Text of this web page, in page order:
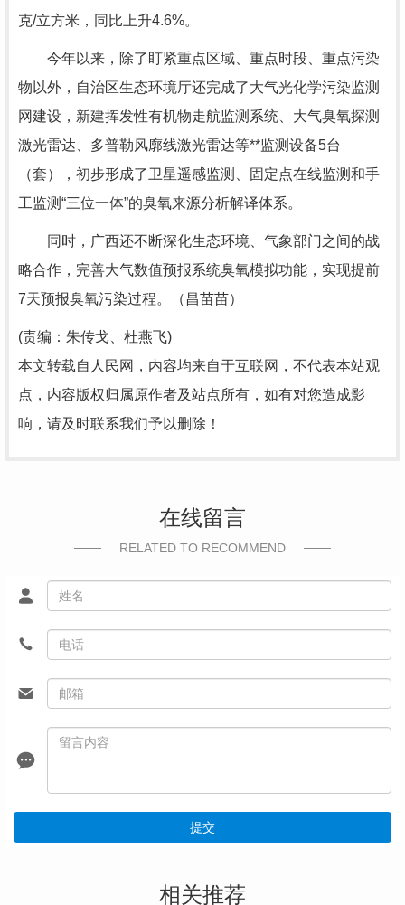
克/立方米，同比上升4.6%。
今年以来，除了盯紧重点区域、重点时段、重点污染
物以外，自治区生态环境厅还完成了大气光化学污染监测
网建设，新建挥发性有机物走航监测系统、大气臭氧探测
激光雷达、多普勒风廓线激光雷达等**监测设备5台
（套），初步形成了卫星遥感监测、固定点在线监测和手
工监测“三位一体”的臭氧来源分析解译体系。
同时，广西还不断深化生态环境、气象部门之间的战
略合作，完善大气数值预报系统臭氧模拟功能，实现提前
7天预报臭氧污染过程。（昌苗苗）
(责编：朱传戈、杜燕飞)
本文转载自人民网，内容均来自于互联网，不代表本站观
点，内容版权归属原作者及站点所有，如有对您造成影
响，请及时联系我们予以删除！
在线留言
RELATED TO RECOMMEND
提交
相关推荐